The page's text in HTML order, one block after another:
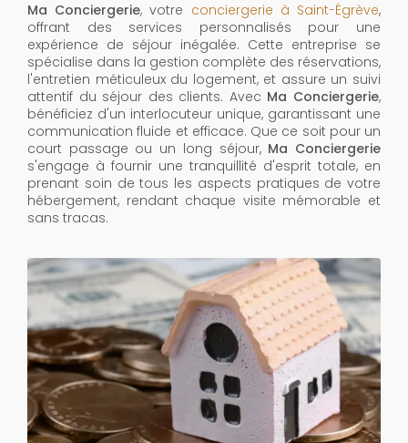
Ma Conciergerie, votre conciergerie à Saint-Égrève,
offrant des services personnalisés pour une
expérience de séjour inégalée. Cette entreprise se
spécialise dans la gestion complète des réservations,
l'entretien méticuleux du logement, et assure un suivi
attentif du séjour des clients. Avec Ma Conciergerie,
bénéficiez d'un interlocuteur unique, garantissant une
communication fluide et efficace. Que ce soit pour un
court passage ou un long séjour, Ma Conciergerie
s'engage à fournir une tranquillité d'esprit totale, en
prenant soin de tous les aspects pratiques de votre
hébergement, rendant chaque visite mémorable et
sans tracas.